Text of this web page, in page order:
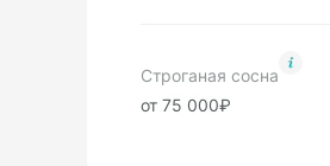
Строганая сосна
от 75 000₽